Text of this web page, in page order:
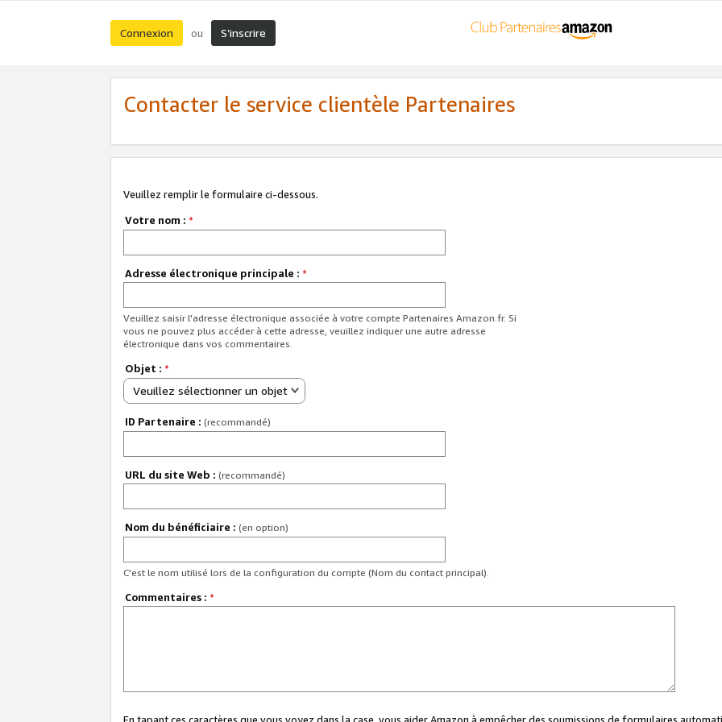
Connexion ou S’inscrire
Contacter le service clientèle Partenaires
Veuillez remplir le formulaire ci-dessous.
Votre nom : *
Adresse électronique principale : *
Veuillez saisir l'adresse électronique associée à votre compte Partenaires Amazon.fr. Si
vous ne pouvez plus accéder à cette adresse, veuillez indiquer une autre adresse
électronique dans vos commentaires.
Objet : *
Veuillez sélectionner un objet
ID Partenaire : (recommandé)
URL du site Web : (recommandé)
Nom du bénéficiaire : (en option)
C'est le nom utilisé lors de la configuration du compte (Nom du contact principal).
Commentaires : *